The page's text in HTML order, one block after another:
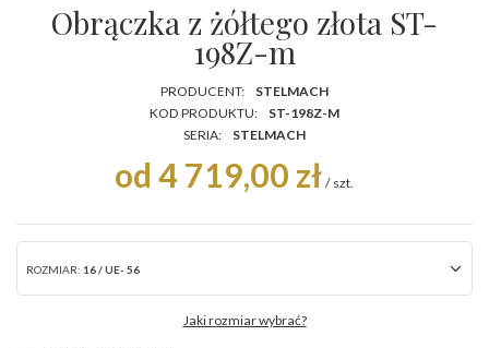
Obrączka z żółtego złota ST-
198Z-m
PRODUCENT:
STELMACH
KOD PRODUKTU:
ST-198Z-M
SERIA:
STELMACH
od 4 719,00 zł / szt.
ROZMIAR: 16 / UE- 56
Jaki rozmiar wybrać?